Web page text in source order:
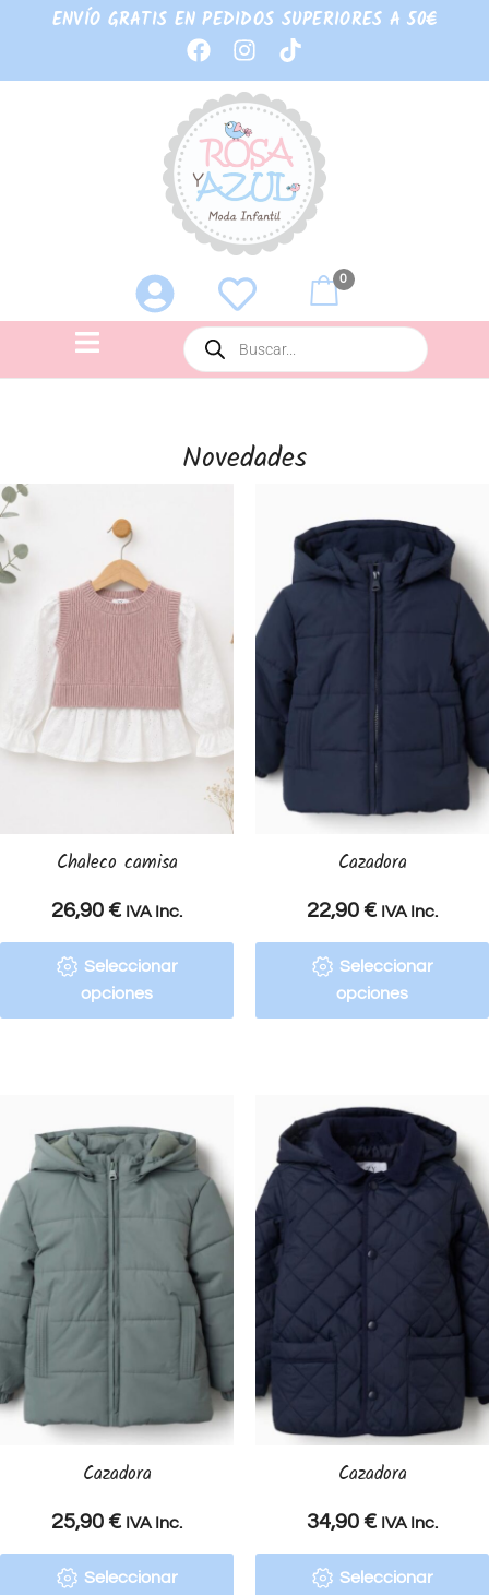
ENVÍO GRATIS EN PEDIDOS SUPERIORES A 50€
0
Novedades
Chaleco camisa
26,90 € IVA Inc.
Seleccionar
opciones
Cazadora
22,90 € IVA Inc.
Seleccionar
opciones
Cazadora
25,90 € IVA Inc.
Seleccionar
Cazadora
34,90 € IVA Inc.
Seleccionar